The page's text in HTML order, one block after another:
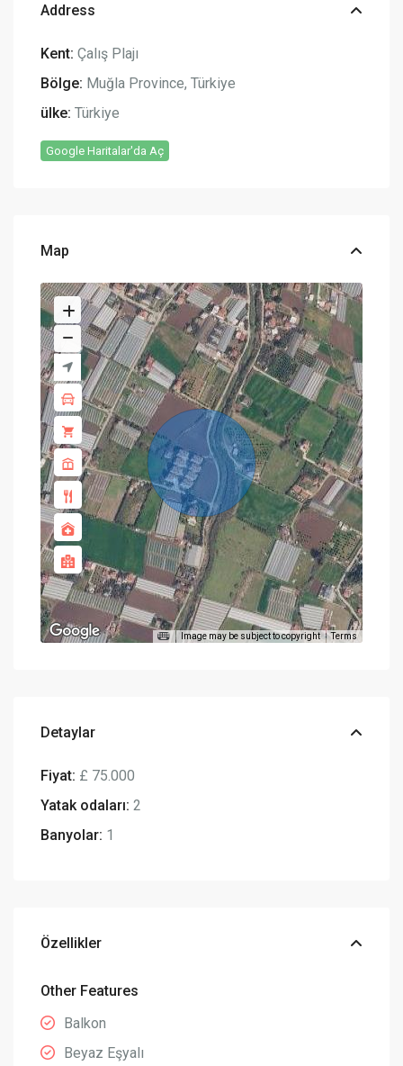
Address
Kent: Çalış Plajı
Bölge: Muğla Province,Türkiye
ülke: Türkiye
Google Haritalar'da Aç
Map
Image may be subject to copyright Terms
Detaylar
Fiyat: £ 75.000
Yatak odaları: 2
Banyolar: 1
Özellikler
Other Features
Balkon
Beyaz Eşyalı